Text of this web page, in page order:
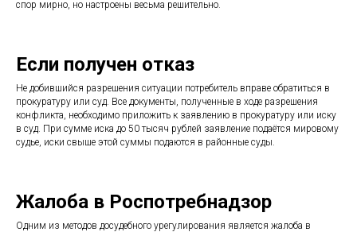
спор мирно, но настроены весьма решительно.
Если получен отказ
Не добившийся разрешения ситуации потребитель вправе обратиться в
прокуратуру или суд. Все документы, полученные в ходе разрешения
конфликта, необходимо приложить к заявлению в прокуратуру или иску
в суд. При сумме иска до 50 тысяч рублей заявление подаётся мировому
судье, иски свыше этой суммы подаются в районные суды.
Жалоба в Роспотребнадзор
Одним из методов досудебного урегулирования является жалоба в